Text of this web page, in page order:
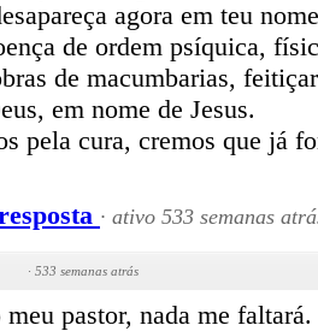
agora em teu
de ordem psíquica,
de macumbarias,
em nome de Jesus.
pela cura, cremos que já
· ativo 533 semanas
· 533 semanas atrás
pastor, nada me faltará.